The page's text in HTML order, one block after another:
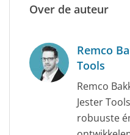
Over de auteur
Remco
Tools
Remco
Jester
robuuste